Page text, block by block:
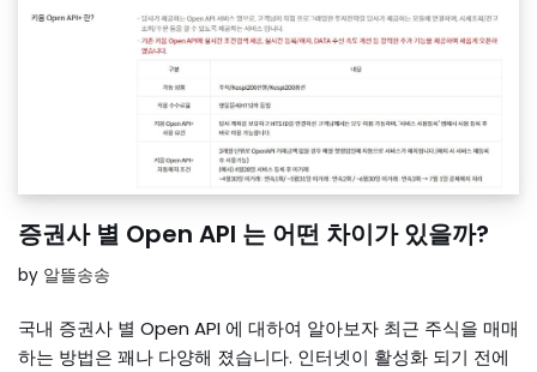
증권사 별 Open API 는 어떤 차이가 있을까?
by 알뜰송송
국내 증권사 별 Open API 에 대하여 알아보자 최근 주식을 매매
하는 방법은 꽤나 다양해 졌습니다. 인터넷이 활성화 되기 전에